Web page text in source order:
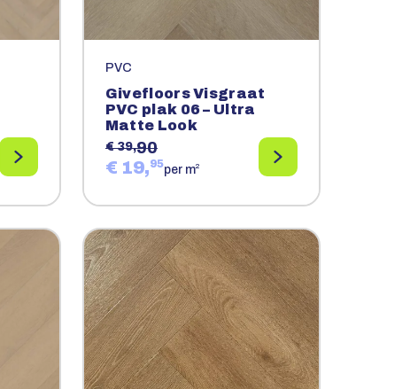
PVC
Givefloors Visgraat
PVC plak 06 – Ultra
Matte Look
€ 39,90
€ 19,95per m2